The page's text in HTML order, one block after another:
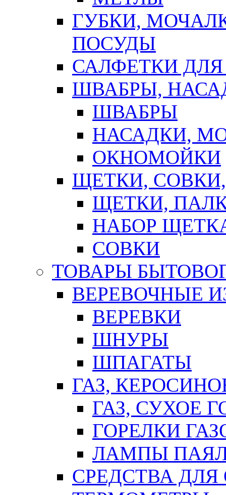
ГУБКИ,
ПОСУДЫ
САЛФЕТКИ
ШВАБРЫ,
ШВАБРЫ
НАСАДКИ,
ОКНОМОЙКИ
ЩЕТКИ,
ЩЕТКИ,
НАБОР
СОВКИ
ТОВАРЫ
ВЕРЕВОЧНЫЕ
ВЕРЕВКИ
ШНУРЫ
ШПАГАТЫ
ГАЗ,
ГАЗ, СУХОЕ
ГОРЕЛКИ
ЛАМПЫ
СРЕДСТВА